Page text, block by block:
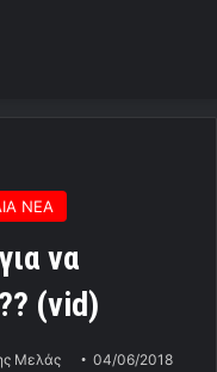
ΝΕΑ
να
(vid)
Μελάς 04/06/2018